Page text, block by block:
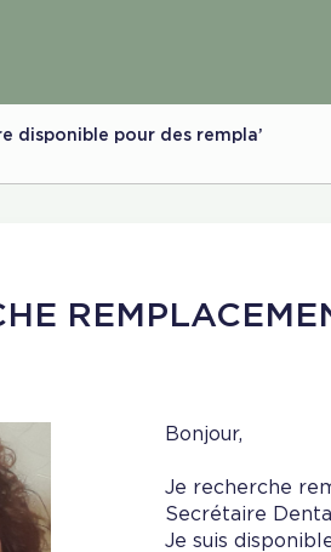
disponible pour des rempla’
Bonjour,
Je recherche
Secrétaire
Je suis